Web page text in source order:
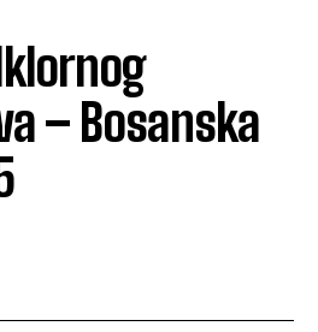
– Bosanska